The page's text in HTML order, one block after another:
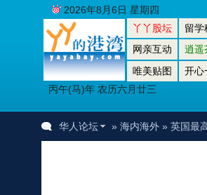
丫丫股坛 留学
网亲互动
逍遥
唯美贴图
开心
丙午(马)年 农历六月廿三
2026年8月6日 星期四
华人论坛 » 海内海外» 英国最